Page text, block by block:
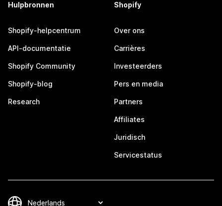
Hulpbronnen
Shopify-helpcentrum
API-documentatie
Shopify Community
Shopify-blog
Research
Shopify
Over ons
Carrières
Investeerders
Pers en media
Partners
Affiliates
Juridisch
Servicestatus